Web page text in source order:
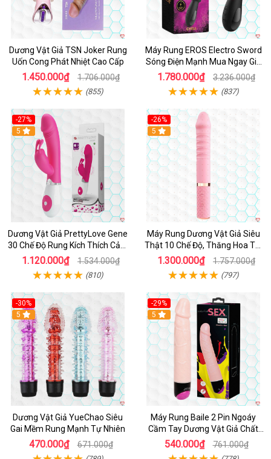
Dương Vật Giả TSN Joker Rung
Uốn Cong Phát Nhiệt Cao Cấp
1.450.000₫ 1.706.000₫
(855)
Máy Rung EROS Electro Sword
Sóng Điện Mạnh Mua Ngay Giá
Tốt
1.780.000₫ 3.236.000₫
(837)
-27%
Hot
5
Dương Vật Giả PrettyLove Gene
30 Chế Độ Rung Kích Thích Cảm
Biến Âm Thanh
1.120.000₫ 1.534.000₫
(810)
-26%
Hot
5
Máy Rung Dương Vật Giả Siêu
Thật 10 Chế Độ, Thăng Hoa Tối
Ưu
1.300.000₫ 1.757.000₫
(797)
-30%
Hot
5
Dương Vật Giả YueChao Siêu
Gai Mềm Rung Mạnh Tự Nhiên
470.000₫ 671.000₫
-29%
Hot
5
Máy Rung Baile 2 Pin Ngoáy
Cầm Tay Dương Vật Giả Chất
Lượng
540.000₫ 761.000₫